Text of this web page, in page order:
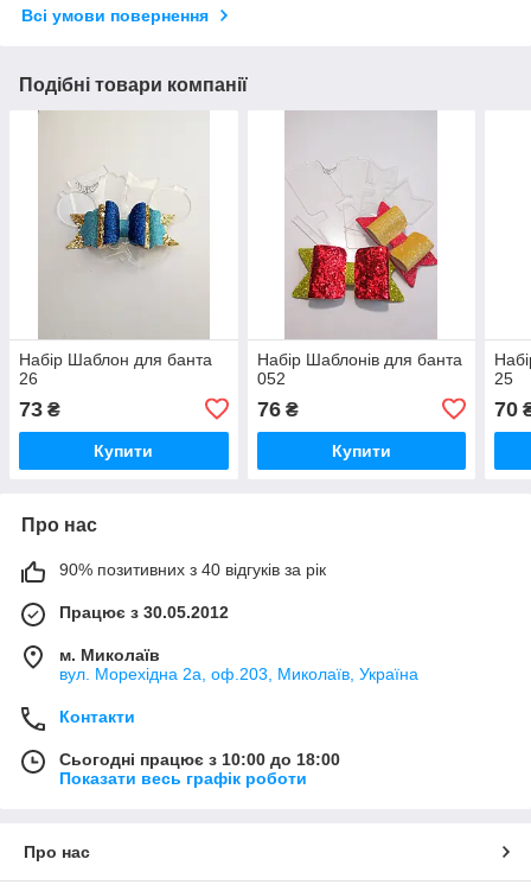
Всі умови повернення
Подібні товари компанії
Набір Шаблон для банта
26
73 ₴
Купити
Набір Шаблонів для банта
052
76₴
Купити
25
70
Про нас
90% позитивних з 40 відгуків за рік
Працює з 30.05.2012
м. Миколаїв
вул. Морехідна 2а, оф.203, Миколаїв, Україна
Контакти
Сьогодні працює з 10:00 до 18:00
Показати весь графік роботи
Про нас